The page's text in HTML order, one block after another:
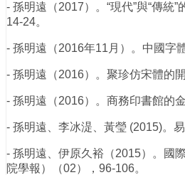
- 孫明遠（2017）。“現代”與“傳
14-24。
- 孫明遠（2016年11月）。中國字
- 孫明遠（2016）。聚珍仿宋體的
- 孫明遠（2016）。商務印書館的
- 孫明遠、李冰湜、黃瑩 (2015)。
- 孫明遠、伊原久裕（2015）。國
院學報）（02），96-106。